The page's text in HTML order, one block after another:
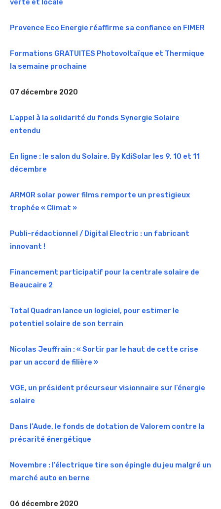
verte et locale
Provence Eco Energie réaffirme sa confiance en FIMER
Formations GRATUITES Photovoltaïque et Thermique
la semaine prochaine
07 décembre 2020
L’appel à la solidarité du fonds Synergie Solaire
entendu
En ligne : le salon du Solaire, By KdiSolar les 9, 10 et 11
décembre
ARMOR solar power films remporte un prestigieux
trophée « Climat »
Publi-rédactionnel / Digital Electric : un fabricant
innovant !
Financement participatif pour la centrale solaire de
Beaucaire 2
Total Quadran lance un logiciel, pour estimer le
potentiel solaire de son terrain
Nicolas Jeuffrain : « Sortir par le haut de cette crise
par un accord de filière »
VGE, un président précurseur visionnaire sur l’énergie
solaire
Dans l’Aude, le fonds de dotation de Valorem contre la
précarité énergétique
Novembre : l’électrique tire son épingle du jeu malgré un
marché auto en berne
06 décembre 2020